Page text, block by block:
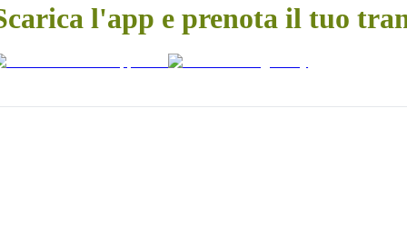
l'app e prenota il tuo